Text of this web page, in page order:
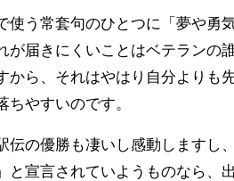
使う常套句のひとつに「夢や勇
が届きにくいことはベテランの
から、それはやはり自分よりも
やすいのです。
伝の優勝も凄いし感動しますし
と宣言されていようものなら、